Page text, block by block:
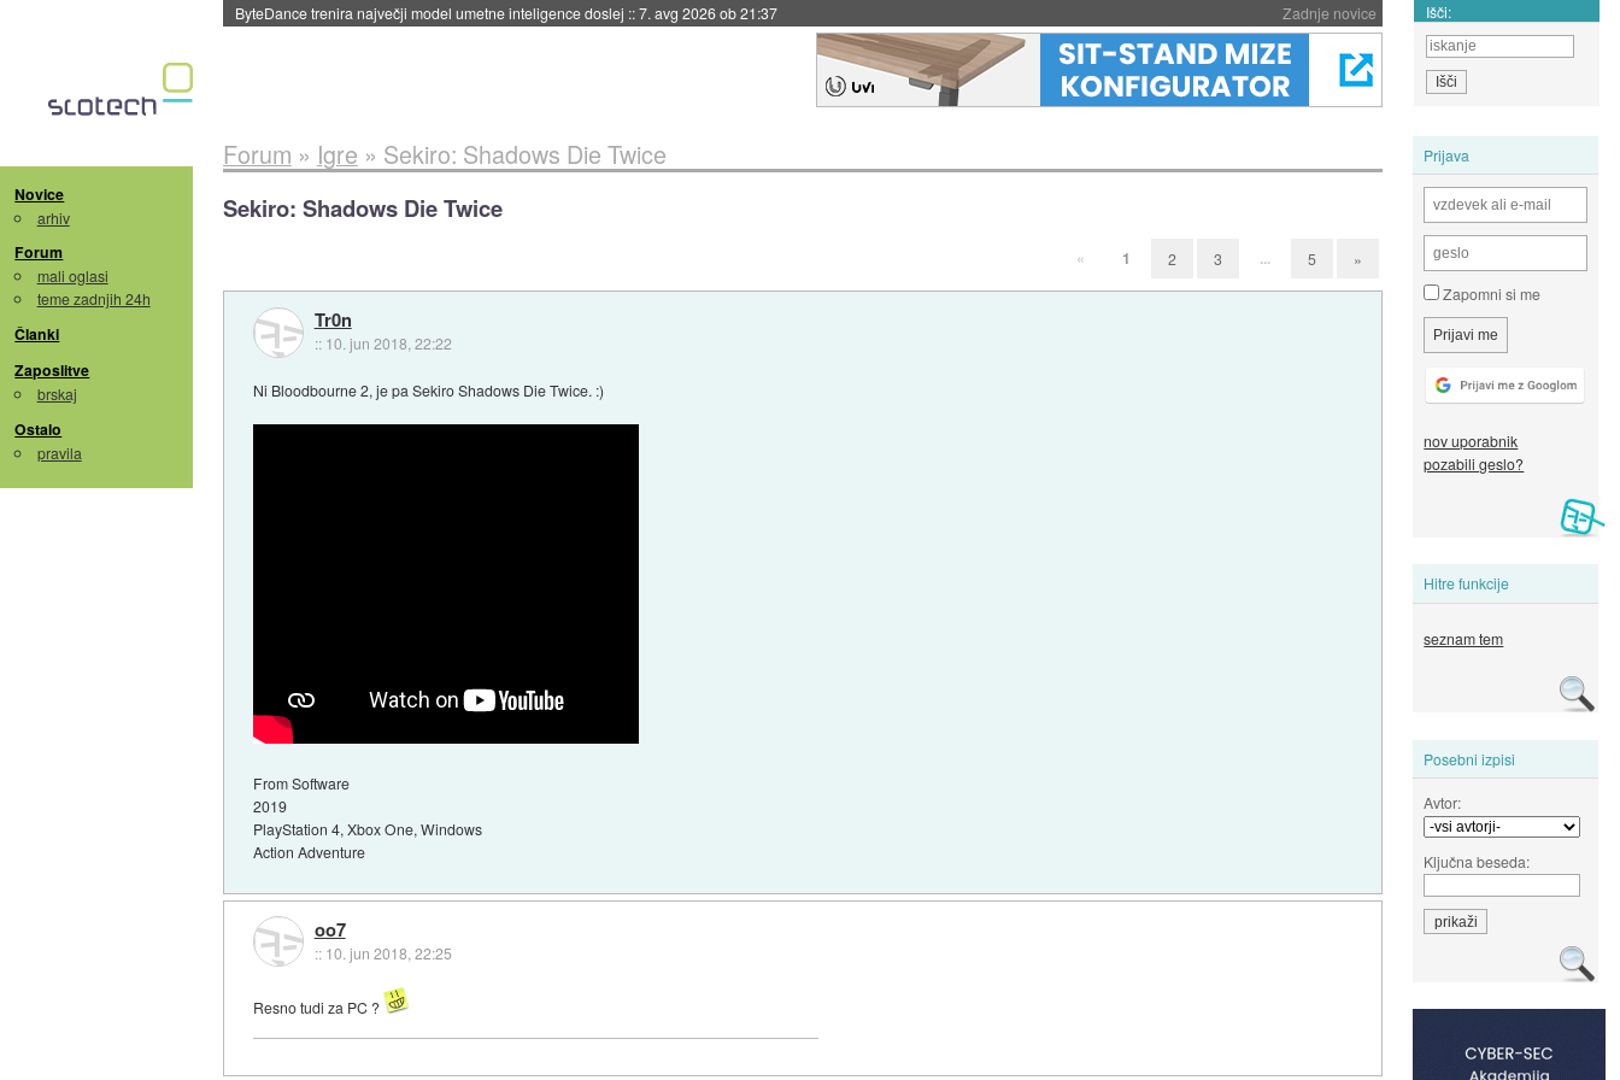
Zadnje novice
ByteDance trenira največji model umetne inteligence doslej ::7. avg 2026 ob 21:37 Išči:
Novice
arhiv
Forum
mali oglasi
teme zadnjih 24h
Članki
Zaposlitve
brskaj
Ostalo
pravila
Prijava
Zapomni si me
nov uporabnik
pozabili geslo?
Hitre funkcije
seznam tem
Posebni izpisi
Avtor:
Ključna beseda:
Forum » Igre » Sekiro: Shadows Die Twice
Sekiro: Shadows Die Twice
« 1 2 3 ... 5 »
Tr0n
:: 10. jun 2018, 22:22
Ni Bloodbourne 2, je pa Sekiro Shadows Die Twice. :)
From Software
2019
PlayStation 4, Xbox One, Windows
Action Adventure
oo7
:: 10. jun 2018, 22:25
Resno tudi za PC ?